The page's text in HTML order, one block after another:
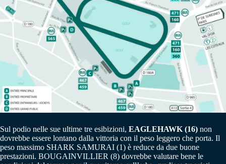
Sul podio nelle sue ultime tre esibizioni, EAGLEHAWK (16) non
dovrebbe essere lontano dalla vittoria con il peso leggero che porta. Il
peso massimo SHARK SAMURAI (1) è reduce da due buone
prestazioni. BOUGAINVILLIER (8) dovrebbe valutare bene le